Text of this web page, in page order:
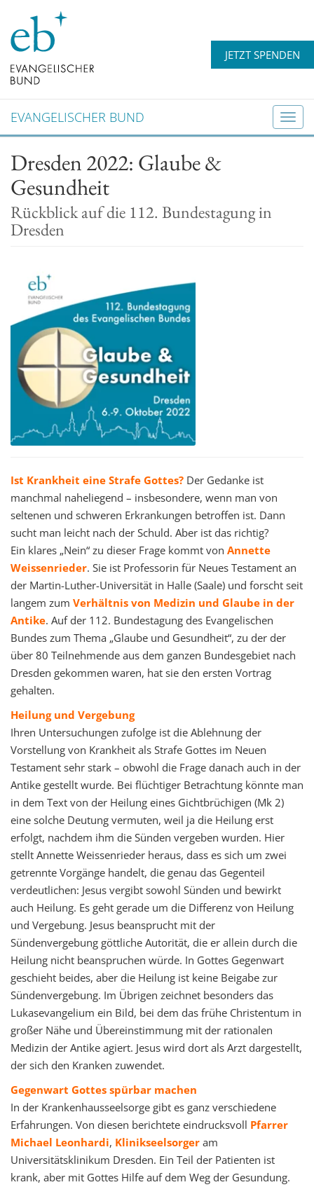
JETZT SPENDEN
T
o
EVANGELISCHER BUND
Dresden 2022: Glaube &
Gesundheit
Rückblick auf die 112. Bundestagung in
Dresden
Ist Krankheit eine Strafe Gottes? Der Gedanke ist
manchmal naheliegend – insbesondere, wenn man von
seltenen und schweren Erkrankungen betroffen ist. Dann
sucht man leicht nach der Schuld. Aber ist das richtig?
Ein klares „Nein“ zu dieser Frage kommt von Annette
Weissenrieder. Sie ist Professorin für Neues Testament an
der Martin-Luther-Universität in Halle (Saale) und forscht seit
langem zum Verhältnis von Medizin und Glaube in der
Antike. Auf der 112. Bundestagung des Evangelischen
Bundes zum Thema „Glaube und Gesundheit“, zu der der
über 80 Teilnehmende aus dem ganzen Bundesgebiet nach
Dresden gekommen waren, hat sie den ersten Vortrag
gehalten.
Heilung und Vergebung
Ihren Untersuchungen zufolge ist die Ablehnung der
Vorstellung von Krankheit als Strafe Gottes im Neuen
Testament sehr stark – obwohl die Frage danach auch in der
Antike gestellt wurde. Bei flüchtiger Betrachtung könnte man
in dem Text von der Heilung eines Gichtbrüchigen (Mk 2)
eine solche Deutung vermuten, weil ja die Heilung erst
erfolgt, nachdem ihm die Sünden vergeben wurden. Hier
stellt Annette Weissenrieder heraus, dass es sich um zwei
getrennte Vorgänge handelt, die genau das Gegenteil
verdeutlichen: Jesus vergibt sowohl Sünden und bewirkt
auch Heilung. Es geht gerade um die Differenz von Heilung
und Vergebung. Jesus beansprucht mit der
Sündenvergebung göttliche Autorität, die er allein durch die
Heilung nicht beanspruchen würde. In Gottes Gegenwart
geschieht beides, aber die Heilung ist keine Beigabe zur
Sündenvergebung. Im Übrigen zeichnet besonders das
Lukasevangelium ein Bild, bei dem das frühe Christentum in
großer Nähe und Übereinstimmung mit der rationalen
Medizin der Antike agiert. Jesus wird dort als Arzt dargestellt,
der sich den Kranken zuwendet.
Gegenwart Gottes spürbar machen
In der Krankenhausseelsorge gibt es ganz verschiedene
Erfahrungen. Von diesen berichtete eindrucksvoll Pfarrer
Michael Leonhardi, Klinikseelsorger am
Universitätsklinikum Dresden. Ein Teil der Patienten ist
krank, aber mit Gottes Hilfe auf dem Weg der Gesundung.